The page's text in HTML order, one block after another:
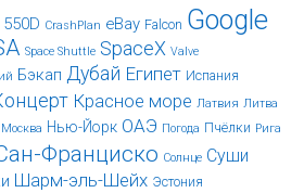
CrashPlan eBay Falcon Google
Space Shuttle SpaceX Valve
Бэкап Дубай Египет Испания
Красное море Латвия Литва
Москва Нью-Йорк ОАЭ Погода Пчёлки Рига
Франциско Солнце Суши
Шарм-эль-Шейх Эстония